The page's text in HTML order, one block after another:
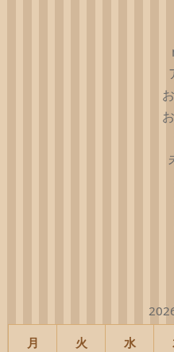
月 火 水